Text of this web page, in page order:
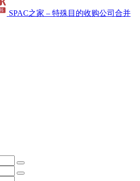
SPAC之家 – 特殊目的收购公司合并